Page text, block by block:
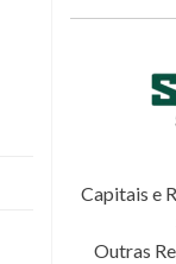
Capitais e
Outras